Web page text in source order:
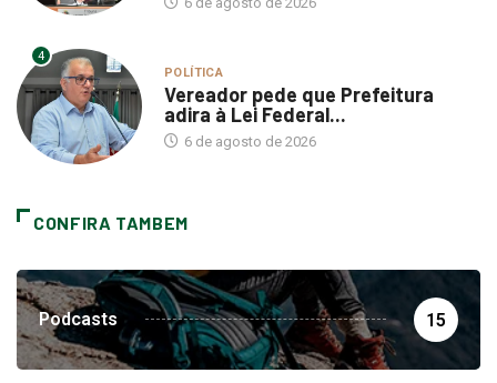
Vereador pede que Prefeitura
adira à Lei Federal...
6 de agosto de 2026
Podcasts 15